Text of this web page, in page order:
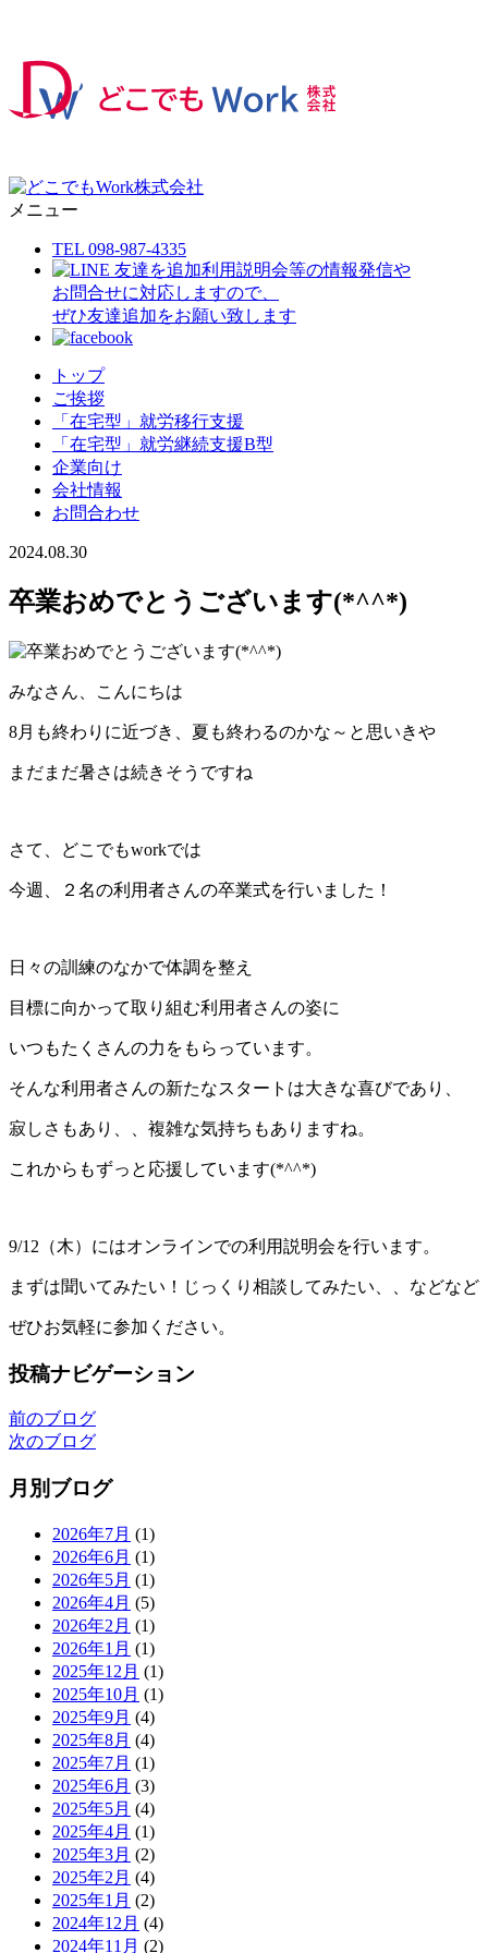
メニュー
TEL 098-987-4335
利用説明会等の情報発信や
お問合せに対応しますので、
ぜひ友達追加をお願い致します
トップ
ご挨拶
「在宅型」就労移行支援
「在宅型」就労継続支援B型
企業向け
会社情報
お問合わせ
2024.08.30
卒業おめでとうございます(*^^*)
みなさん、こんにちは
8月も終わりに近づき、夏も終わるのかな～と思いきや
まだまだ暑さは続きそうですね
さて、どこでもworkでは
今週、２名の利用者さんの卒業式を行いました！
日々の訓練のなかで体調を整え
目標に向かって取り組む利用者さんの姿に
いつもたくさんの力をもらっています。
そんな利用者さんの新たなスタートは大きな喜びであり、
寂しさもあり、、複雑な気持ちもありますね。
これからもずっと応援しています(*^^*)
9/12（木）にはオンラインでの利用説明会を行います。
まずは聞いてみたい！じっくり相談してみたい、、などなど
ぜひお気軽に参加ください。
投稿ナビゲーション
前のブログ
次のブログ
月別ブログ
2026年7月 (1)
2026年6月 (1)
2026年5月 (1)
2026年4月 (5)
2026年2月 (1)
2026年1月 (1)
2025年12月 (1)
2025年10月 (1)
2025年9月 (4)
2025年8月 (4)
2025年7月 (1)
2025年6月 (3)
2025年5月 (4)
2025年4月 (1)
2025年3月 (2)
2025年2月 (4)
2025年1月 (2)
2024年12月 (4)
2024年11月 (2)